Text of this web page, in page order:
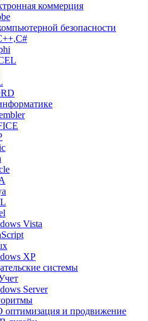
коммерция
безопасности
Vista
XP
системы
Server
оптимизация и продвижение